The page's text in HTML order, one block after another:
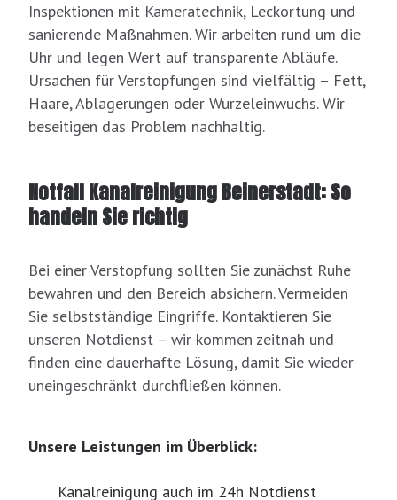
Inspektionen mit Kameratechnik, Leckortung und
sanierende Maßnahmen. Wir arbeiten rund um die
Uhr und legen Wert auf transparente Abläufe.
Ursachen für Verstopfungen sind vielfältig – Fett,
Haare, Ablagerungen oder Wurzeleinwuchs. Wir
beseitigen das Problem nachhaltig.
Notfall Kanalreinigung Beinerstadt: So
handeln Sie richtig
Bei einer Verstopfung sollten Sie zunächst Ruhe
bewahren und den Bereich absichern. Vermeiden
Sie selbstständige Eingriffe. Kontaktieren Sie
unseren Notdienst – wir kommen zeitnah und
finden eine dauerhafte Lösung, damit Sie wieder
uneingeschränkt durchfließen können.
Unsere Leistungen im Überblick:
Kanalreinigung auch im 24h Notdienst